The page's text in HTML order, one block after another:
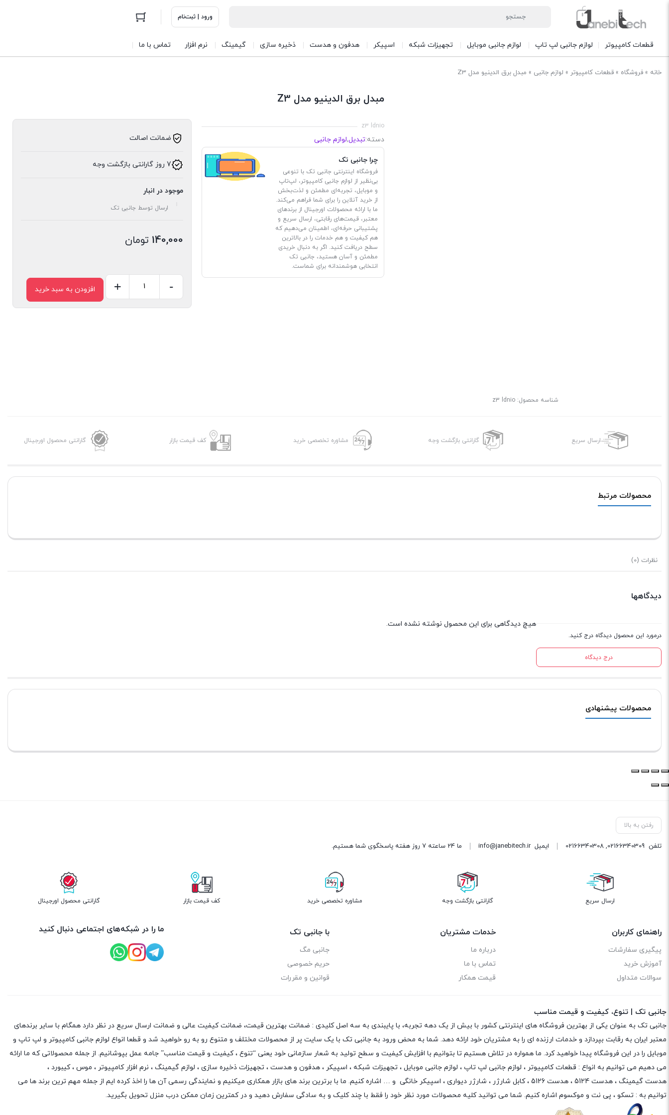
ورود | ثبت‌نام
قطعات کامپیوتر لوازم جانبی لپ تاپ لوازم جانبی موبایل تجهیزات شبکه اسپیکر هدفون و هدست ذخیره سازی گیمینگ نرم افزار تماس با ما
خانه » فروشگاه » قطعات کامپیوتر » لوازم جانبی » مبدل برق الدینیو مدل Z3
شناسه محصول:z3 ldnio
مبدل برق الدینیو مدل Z3
z3 ldnio
دسته:تبدیل,لوازم جانبی
چرا جانبی تک
فروشگاه اینترنتی جانبی تک با تنوعی
بی‌نظیر از لوازم جانبی کامپیوتر، لپ‌تاپ
و موبایل، تجربه‌ای مطمئن و لذت‌بخش
از خرید آنلاین را برای شما فراهم می‌کند.
ما با ارائه محصولات اورجینال از برندهای
معتبر، قیمت‌های رقابتی، ارسال سریع و
پشتیبانی حرفه‌ای، اطمینان می‌دهیم که
هم کیفیت و هم خدمات را در بالاترین
سطح دریافت کنید. اگر به دنبال خریدی
مطمئن و آسان هستید، جانبی تک
انتخابی هوشمندانه برای شماست.
ضمانت اصالت
7 روز گارانتی بازگشت وجه
موجود در انبار
ارسال توسط جانبی تک
140,000 تومان
برق
-
+ افزودن به سبد خرید
ارسال سریع گارانتی بازگشت وجه مشاوره تخصصی خرید کف قیمت بازار گارانتی محصول اورجینال
محصولات مرتبط
نظرات (0)
دیدگاهها
درمورد این محصول دیدگاه درج کنید.
درج دیدگاه
هیچ دیدگاهی برای این محصول نوشته نشده است.
محصولات پیشنهادی
رفتن به بالا
تلفن 02166340309
,
02166340308 ایمیلinfo@janebitech.ir ما 24 ساعته 7 روز هفته پاسخگوی شما هستیم.
ارسال سریع گارانتی بازگشت وجه مشاوره تخصصی خرید کف قیمت بازار گارانتی محصول اورجینال
راهنمای کاربران
پیگیری سفارشات
آموزش خرید
سوالات متداول
خدمات مشتریان
درباره ما
تماس با ما
قیمت همکار
با جانبی تک
جانبی مگ
حریم خصوصی
قوانین و مقررات
ما را در شبکه‌های اجتماعی دنبال کنید
جانبی تک | تنوع، کیفیت و قیمت مناسب
جانبی تک به عنوان یکی از بهترین فروشگاه های اینترنتی کشور با بیش از یک دهه تجربه، با پایبندی به سه اصل کلیدی : ضمانت بهترین قیمت، ضمانت کیفیت عالی و ضمانت ارسال سریع در نظر دارد همگام با سایر برندهای
معتبر ایران به رقابت بپردازد و خدمات ارزنده ای را به مشتریان خود ارائه دهد. شما به محض ورود به جانبی تک با یک سایت پر از محصولات مختلف و متنوع رو به رو خواهید شد و قطعا انواع لوازم جانبی کامپیوتر و لپ تاپ و
موبایل را در این فروشگاه پیدا خواهید کرد. ما همواره در تلاش هستیم تا بتوانیم با افزایش کیفیت و سطح تولید به شعار سازمانی خود یعنی “تنوع ، کیفیت و قیمت مناسب” جامه عمل بپوشانیم. از جمله محصولاتی که ما ارائه
می دهیم می توانیم به انواع : قطعات کامپیوتر ، لوازم جانبی لپ تاپ ، لوازم جانبی موبایل ، تجهیزات شبکه ، اسپیکر ، هدفون و هدست ، تجهیزات ذخیره سازی ، لوازم گیمینگ ، نرم افزار کامپیوتر ، موس ،کیبورد ،
هدست گیمینگ ، هدست 5124 ، هدست 5126 ، کابل شارژر ، شارژر دیواری ، اسپیکر خانگی و … اشاره کنیم. ما با برترین برند های بازار همکاری میکنیم و نمایندگی رسمی آن ها را اخذ کرده ایم از جمله مهم ترین برند ها می
توانیم به : تسکو ، پی نت و موکسوم اشاره کنیم. شما می توانید کلیه محصولات مورد نظر خود را فقط با چند کلیک و به سادگی سفارش دهید و در کمترین زمان ممکن درب منزل تحویل بگیرید.